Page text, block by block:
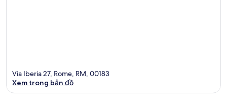
Via Iberia 27, Rome, RM, 00183
Xem trong bản đồ